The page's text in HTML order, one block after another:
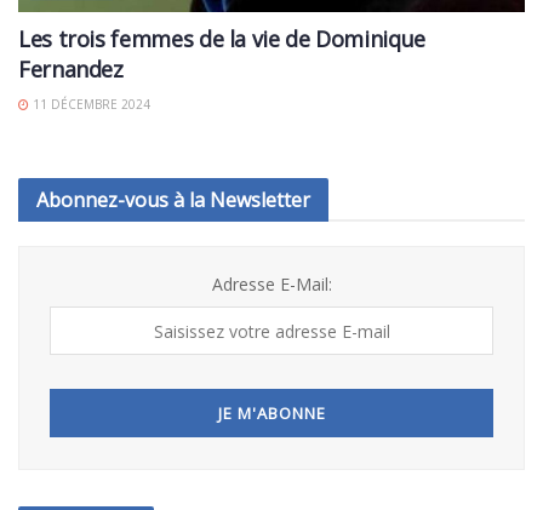
Les trois femmes de la vie de Dominique
Fernandez
11 DÉCEMBRE 2024
Abonnez-vous à la Newsletter
Adresse E-Mail: